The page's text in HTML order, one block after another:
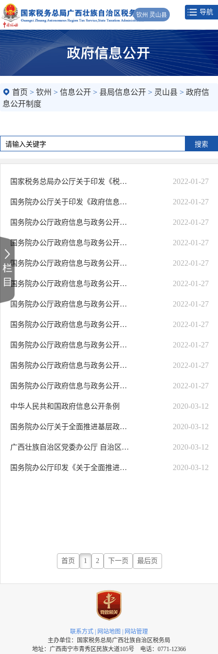
钦州 灵山县 导航
首页 > 钦州 > 信息公开 > 县局信息公开 > 灵山县 > 政府信
息公开制度
国家税务总局办公厅关于印发《税务机关政府信息公开申请办理规范》的通知 2022-01-27
国务院办公厅关于印发《政府信息公开信息处理费管理办法》的通知 2022-01-27
国务院办公厅政府信息与政务公开办公室关于规范政府信息公开平台有关事项的通知 2022-01-27
国务院办公厅政府信息与政务公开办公室关于机构改革后政府信息公开申请办理问.. 2022-01-27
国务院办公厅政府信息与政务公开办公室关于明确政府信息公开与业务查询事项界.. 2022-01-27
国务院办公厅政府信息与政务公开办公室关于印发《中华人民共和国政府信息公开.. 2022-01-27
国务院办公厅政府信息与政务公开办公室关于政府信息公开处理决定送达问题的解释 2022-01-27
国务院办公厅政府信息与政务公开办公室关于政府信息公开年度报告有关项目填报.. 2022-01-27
国务院办公厅政府信息与政务公开办公室关于政府信息公开期限有关问题的解释 2022-01-27
国务院办公厅政府信息与政务公开办公室关于政府信息公开申请答复主体有关问题.. 2022-01-27
国务院办公厅政府信息与政务公开办公室关于政府信息公开申请接收渠道问题的解释 2022-01-27
中华人民共和国政府信息公开条例 2020-03-12
国务院办公厅关于全面推进基层政务公开标准化规范化工作的指导意见 2020-03-12
广西壮族自治区党委办公厅 自治区人民政府办公厅印发《关于全面推进政务公开.. 2020-03-12
国务院办公厅印发《关于全面推进政务公开工作的意见》实施细则的通知 2020-03-12
首页 1 2 下一页 最后页
联系方式 网站地图
网站管理
主办单位：国家税务总局广西壮族自治区税务局
地址：广西南宁市青秀区民族大道105号 电话：0771-12366